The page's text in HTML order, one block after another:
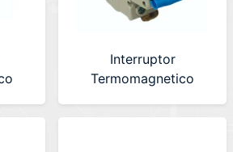
Interruptor
Termomagnetico